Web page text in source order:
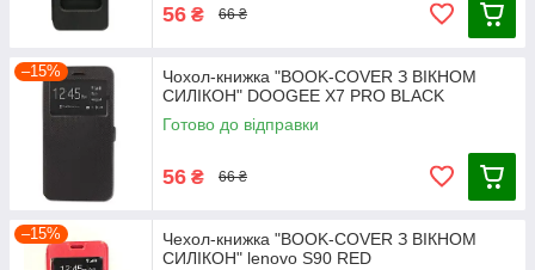
56 ₴ 66 ₴
–15%
Чохол-книжка "BOOK-COVER З ВІКНОМ
СИЛІКОН" DOOGEE X7 PRO BLACK
Готово до відправки
56 ₴ 66 ₴
–15%
Чехол-книжка "BOOK-COVER З ВІКНОМ
СИЛІКОН" lenovo S90 RED